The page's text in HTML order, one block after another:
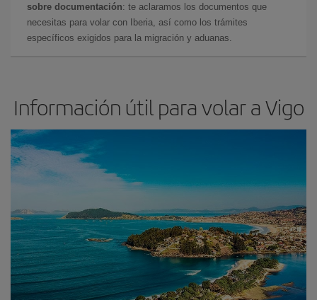
sobre documentación: te aclaramos los documentos que
necesitas para volar con Iberia, así como los trámites
específicos exigidos para la migración y aduanas.
Información útil para volar a Vigo